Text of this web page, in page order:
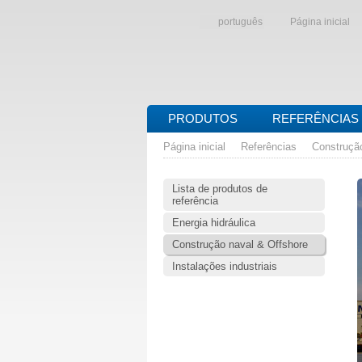
português Página inicial
PRODUTOS REFERÊNCIAS
Página inicial Referências
Lista de produtos de
referência
Energia hidráulica
Construção naval & Offshore
Instalações industriais